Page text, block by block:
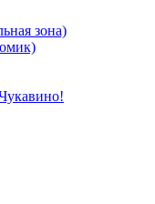
зона)